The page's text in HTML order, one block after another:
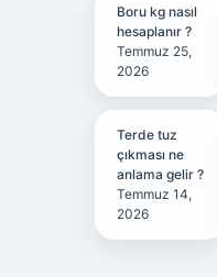
Boru kg nasıl
hesaplanır ?
Temmuz 25,
2026
Terde tuz
çıkması ne
anlama gelir ?
Temmuz 14,
2026